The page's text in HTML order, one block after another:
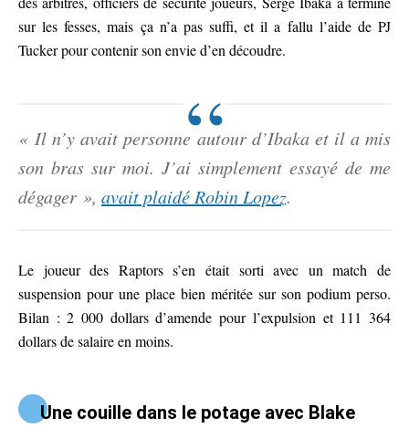
sur les fesses, mais ça n’a pas suffi, et il a fallu l’aide de PJ
Tucker pour contenir son envie d’en découdre.
« Il n’y avait personne autour d’Ibaka et il a mis
son bras sur moi. J’ai simplement essayé de me
dégager », avait plaidé Robin Lopez.
Le joueur des Raptors s’en était sorti avec un match de
suspension pour une place bien méritée sur son podium perso.
Bilan : 2 000 dollars d’amende pour l’expulsion et 111 364
dollars de salaire en moins.
Une couille dans le potage avec Blake